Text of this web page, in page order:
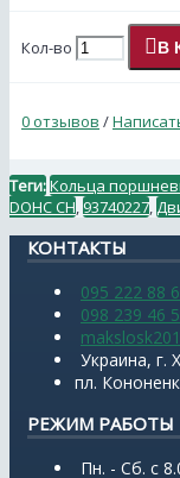
Кол-во В
0 отзывов /
Теги:Кольца
DOHC СН 93740227
КОНТАКТЫ
095 222 88
098 239 46
Украина, г.
пл.
РЕЖИМ РАБОТЫ
Пн. - Сб. с